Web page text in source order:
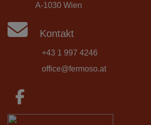
A-1030 Wien
Kontakt
+43 1 997 4246
office@fermoso.at